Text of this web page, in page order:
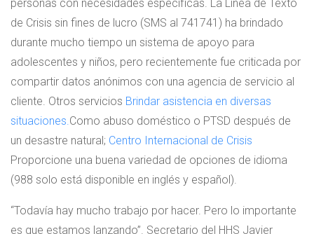
personas con necesidades específicas. La Línea de Texto
de Crisis sin fines de lucro (SMS al 741741) ha brindado
durante mucho tiempo un sistema de apoyo para
adolescentes y niños, pero recientemente fue criticada por
compartir datos anónimos con una agencia de servicio al
cliente. Otros servicios Brindar asistencia en diversas
situaciones.Como abuso doméstico o PTSD después de
un desastre natural; Centro Internacional de Crisis
Proporcione una buena variedad de opciones de idioma
(988 solo está disponible en inglés y español).
“Todavía hay mucho trabajo por hacer. Pero lo importante
es que estamos lanzando”. Secretario del HHS Javier